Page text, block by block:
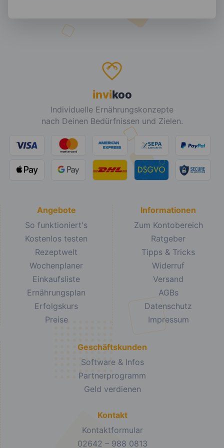
invikoo
Individuelle Ernährungskonzepte
nach Deinen Bedürfnissen und Zielen.
Angebote
So funktioniert's
Kostenlos testen
Rezeptwelt
Wochenplaner
Einkaufsliste
Ernährungsplan
Erfolgskurs
Preise
Informationen
Zum Kontobereich
Ratgeber
Tipps & Tricks
Widerruf
Versand
AGBs
Datenschutz
Impressum
Geschäftskunden
Software & Infos
Partnerprogramm
Geld verdienen
Kontakt
Kontaktformular
02642 – 988 0813